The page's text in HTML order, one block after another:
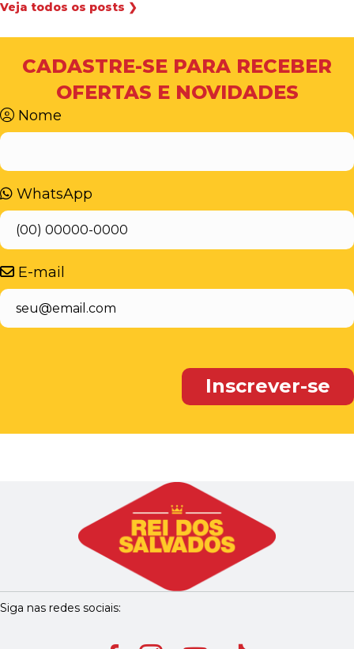
Veja todos os posts ❯
CADASTRE-SE PARA RECEBER
OFERTAS E NOVIDADES
Nome
WhatsApp
E-mail
Siga nas redes sociais: